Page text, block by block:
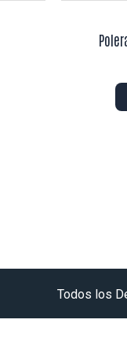
Todos los